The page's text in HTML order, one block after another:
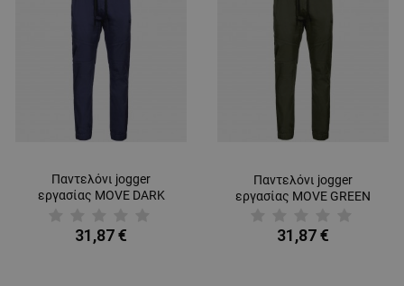
Παντελόνι jogger
εργασίας MOVE DARK
31,87 €
Παντελόνι jogger
εργασίας MOVE GREEN
31,87 €